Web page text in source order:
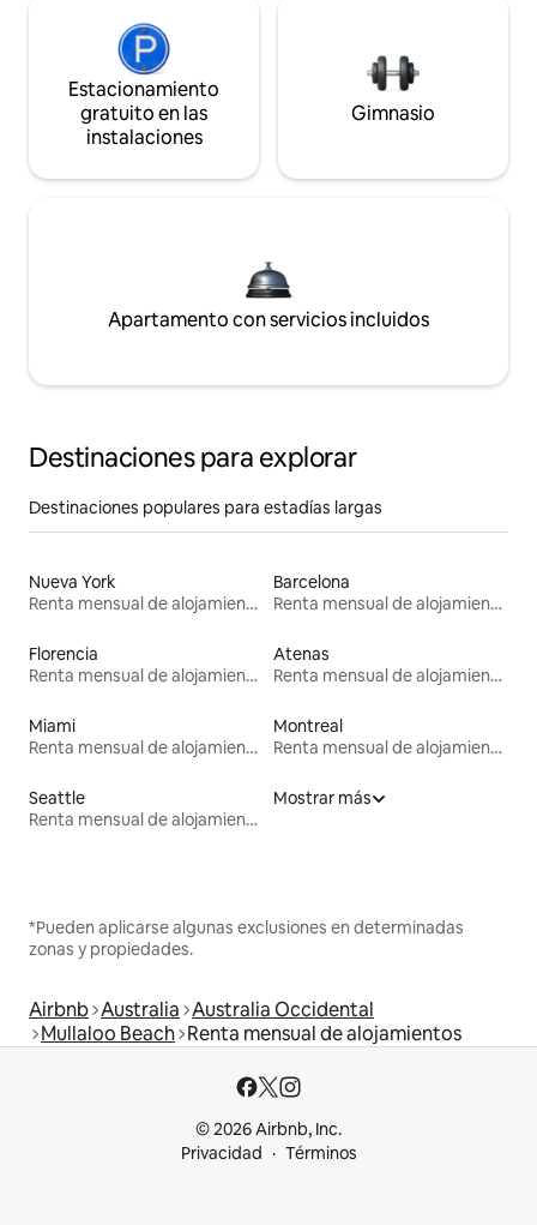
Estacionamiento
gratuito en las
instalaciones
Gimnasio
Apartamento con servicios incluidos
Destinaciones para explorar
Destinaciones populares para estadías largas
Nueva York
Renta mensual de alojamientos
Barcelona
Renta mensual de alojamientos
Florencia
Renta mensual de alojamientos
Atenas
Renta mensual de alojamientos
Miami
Renta mensual de alojamientos
Montreal
Renta mensual de alojamientos
Seattle
Renta mensual de alojamientos
Mostrar más
*Pueden aplicarse algunas exclusiones en determinadas
zonas y propiedades.
Airbnb Australia Australia Occidental
Mullaloo Beach Renta mensual de alojamientos
© 2026 Airbnb, Inc.
Privacidad
Términos